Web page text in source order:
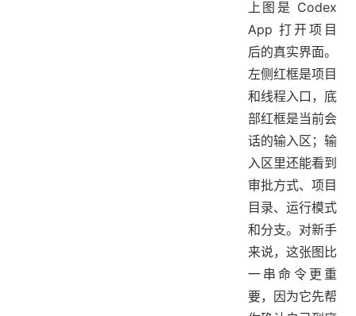
上图是 Codex
App 打开项目
后的真实界面。
左侧红框是项目
和线程入口，底
部红框是当前会
话的输入区；输
入区里还能看到
审批方式、项目
目录、运行模式
和分支。对新手
来说，这张图比
一串命令更重
要，因为它先帮